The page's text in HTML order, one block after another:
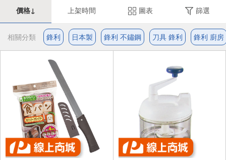
價格↓ 上架時間 圖表 篩選
相關分類 鋒利 日本製 鋒利 不鏽鋼 刀具 鋒利 鋒利 廚房